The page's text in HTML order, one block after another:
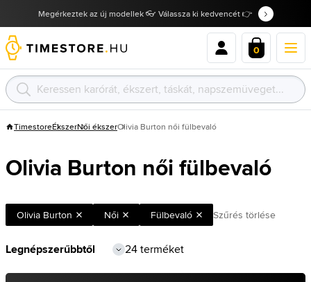
Megérkeztek az új modellek 👓 Válassza ki kedvencét 👉
0
TimestoreÉkszerNői ékszerOlivia Burton női fülbevaló
Olivia Burton női fülbevaló
Olivia Burton Női Fülbevaló Szűrés törlése
24 terméket